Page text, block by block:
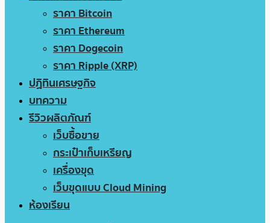
ราคา Bitcoin
ราคา Ethereum
ราคา Dogecoin
ราคา Ripple (XRP)
ปฏิทินเศรษฐกิจ
บทความ
รีวิวผลิตภัณฑ์
เว็บซื้อขาย
กระเป๋าเก็บเหรียญ
เครื่องขุด
เว็บขุดแบบ Cloud Mining
ห้องเรียน